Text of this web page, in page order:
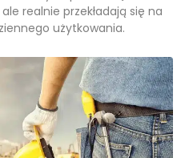
realnie przekładają się na
użytkowania.